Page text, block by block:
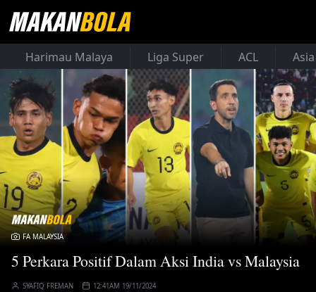
Harimau Malaya Liga Super ACL
FA MALAYSIA
5 Perkara Positif Dalam Aksi India vs Malaysia
SYAFIQ FREMAN 12:41AM 19/11/2024